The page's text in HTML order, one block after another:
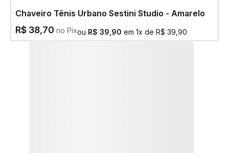
Chaveiro Tênis Urbano Sestini Studio - Amarelo
R$ 38,70 no Pixou R$ 39 90 em 1x de R$ 39 90